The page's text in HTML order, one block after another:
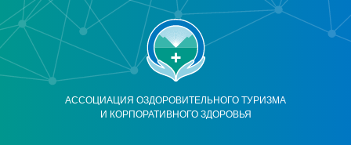
АССОЦИАЦИЯ ОЗДОРОВИТЕЛЬНОГО ТУРИЗМА
И КОРПОРАТИВНОГО ЗДОРОВЬЯ